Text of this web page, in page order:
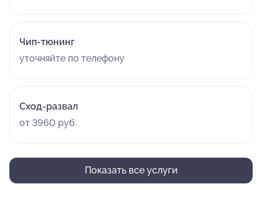
Чип-тюнинг
уточняйте по телефону
Сход-развал
от 3960 руб.
Показать все услуги